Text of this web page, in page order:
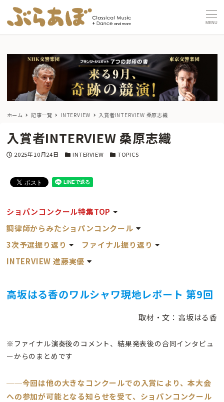
MENU
ホーム 記事一覧 INTERVIEW 入賞者INTERVIEW 桑原志織
入賞者INTERVIEW 桑原志織
投稿日
2025年10月24日 カテゴリー
INTERVIEW カテゴリー
TOPICS
ショパンコンクール特集TOP
調律師からみたショパンコンクール
3次予選振り返り
ファイナル振り返り
INTERVIEW 進藤実優
高坂はる香のワルシャワ現地レポート 第9回
取材・文：高坂はる香
※ファイナル演奏後のコメント、結果発表後の合同インタビュ
ーからのまとめです
──今回は他の大きなコンクールでの入賞により、本大会
への参加が可能となる知らせを受て、ショパンコンクール